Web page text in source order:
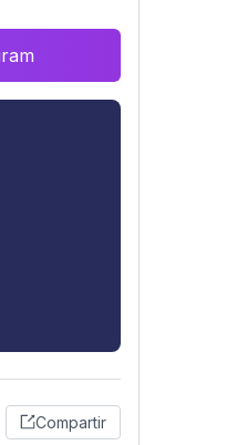
Compartir